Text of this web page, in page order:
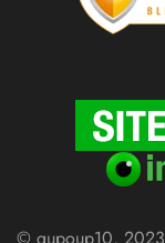
© gupoup10, 2023